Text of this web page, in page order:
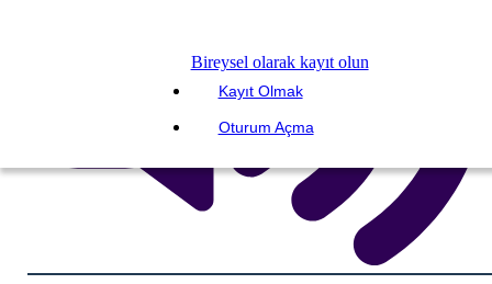
Bireysel olarak kayıt olun
Kayıt Olmak
Oturum Açma